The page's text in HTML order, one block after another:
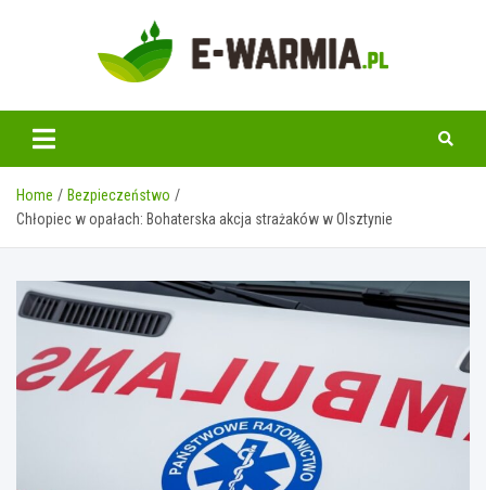
www.e-warmia.pl
Home
Bezpieczeństwo
Chłopiec w opałach: Bohaterska akcja strażaków w Olsztynie